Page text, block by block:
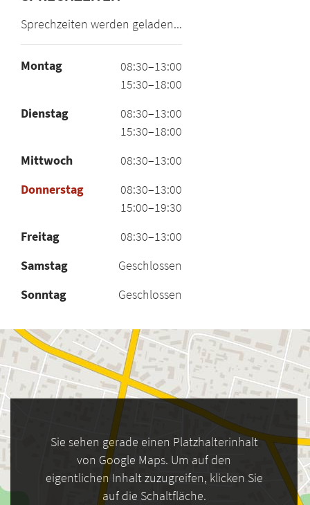
Sprechzeiten werden geladen...
Montag
08:30–13:00
15:30–18:00
Dienstag
08:30–13:00
15:30–18:00
Mittwoch
08:30–13:00
Donnerstag
08:30–13:00
15:00–19:30
Freitag
08:30–13:00
Samstag
Geschlossen
Sonntag
Geschlossen
Sie sehen gerade einen Platzhalterinhalt
von Google Maps. Um auf den
eigentlichen Inhalt zuzugreifen, klicken Sie
auf die Schaltfläche.